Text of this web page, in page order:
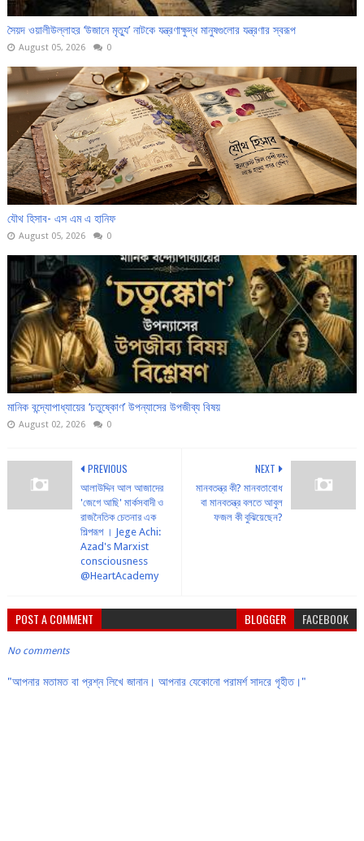
সৈয়দ ওয়ালীউল্লাহর ‘উজানে মৃত্যু’ নাটকে যন্ত্রণাক্ষুদ্ধ মানুষগুলোর যন্ত্রণার স্বরূপ
August 05, 2026 0
যৌথ হিসাব- এস এম এ হানিফ
August 05, 2026 0
মানিক বন্দ্যোপাধ্যায়ের ‘চতুষ্কোণ’ উপন্যাসের উপজীব্য বিষয়
August 02, 2026 0
NEXT
মানবতন্ত্র কী? মানবতাবোধ
বা মানবতন্ত্র বলতে আবুল
ফজল কী বুঝিয়েছেন?
PREVIOUS
আলাউদ্দিন আল আজাদের
'জেগে আছি' মার্কসবাদী ও
রাজনৈতিক চেতনার এক
শিল্পরূপ । Jege Achi:
Azad's Marxist
consciousness
@HeartAcademy
POST A COMMENT BLOGGER FACEBOOK
No comments
"আপনার মতামত বা প্রশ্ন লিখে জানান। আপনার যেকোনো পরামর্শ সাদরে গৃহীত।"